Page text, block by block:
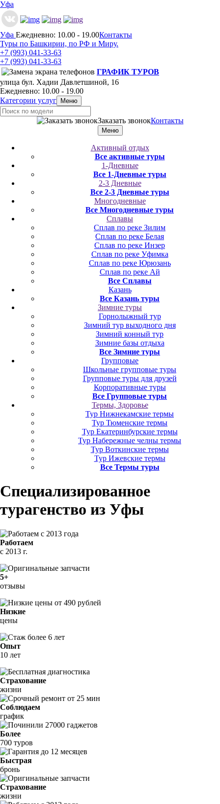
Уфа
Уфа Ежедневно: 10.00 - 19.00Контакты
Туры по Башкирии, по РФ и Миру.
+7 (993) 041-33-63
+7 (993) 041-33-63
ГРАФИК ТУРОВ
улица бул. Хадии Давлетшиной, 16
Ежедневно: 10.00 - 19.00
Категории услуг
Меню
Заказать звонокКонтакты
Меню
Активный отдых
Все активные туры
1-Дневные
Все 1-Дневные туры
2-3 Дневные
Все 2-3 Дневные туры
Многодневные
Все Многодневные туры
Сплавы
Сплав по реке Зилим
Сплав по реке Белая
Сплав по реке Инзер
Сплав по реке Уфимка
Сплав по реке Юрюзань
Сплав по реке Ай
Все Сплавы
Казань
Все Казань туры
Зимние туры
Горнолыжный тур
Зимний тур выходного дня
Зимний конный тур
Зимние базы отдыха
Все Зимние туры
Групповые
Школьные групповые туры
Групповые туры для друзей
Корпоративные туры
Все Групповые туры
Термы, Здоровье
Тур Нижнекамские термы
Тур Тюменские термы
Тур Екатеринбурские термы
Тур Набережные челны термы
Тур Воткинские термы
Тур Ижевские термы
Все Термы туры
Специализированное
турагенство из Уфы
Работаем
с 2013 г.
5+
отзывы
Низкие
цены
Опыт
10 лет
Страхование
жизни
Соблюдаем
график
Более
700 туров
Быстрая
бронь
Страхование
жизни